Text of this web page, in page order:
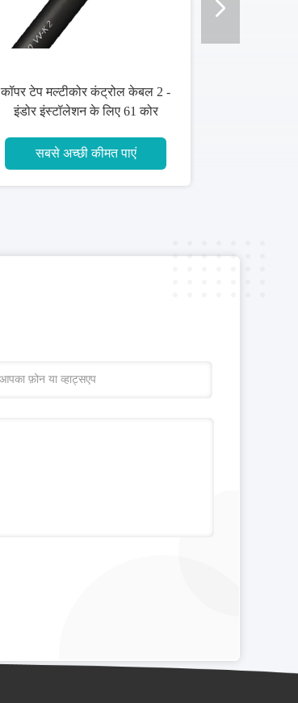
कॉपर टेप मल्टीकोर कंट्रोल केबल 2 -
इंडोर इंस्टॉलेशन के लिए 61 कोर
सबसे अच्छी कीमत पाएं